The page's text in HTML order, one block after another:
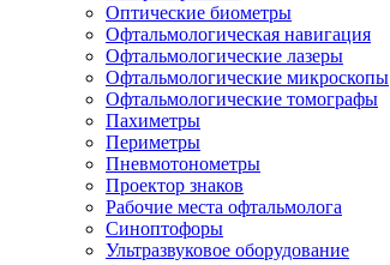
Оптические биометры
Офтальмологическая навигация
Офтальмологические лазеры
Офтальмологические микроскопы
Офтальмологические томографы
Пахиметры
Периметры
Пневмотонометры
Проектор знаков
Рабочие места офтальмолога
Синоптофоры
Ультразвуковое оборудование